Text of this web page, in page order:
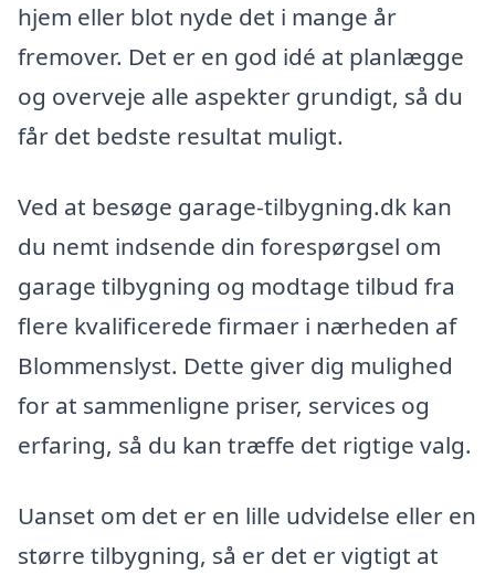
hjem eller blot nyde det i mange år
fremover. Det er en god idé at planlægge
og overveje alle aspekter grundigt, så du
får det bedste resultat muligt.
Ved at besøge garage-tilbygning.dk kan
du nemt indsende din forespørgsel om
garage tilbygning og modtage tilbud fra
flere kvalificerede firmaer i nærheden af
Blommenslyst. Dette giver dig mulighed
for at sammenligne priser, services og
erfaring, så du kan træffe det rigtige valg.
Uanset om det er en lille udvidelse eller en
større tilbygning, så er det er vigtigt at